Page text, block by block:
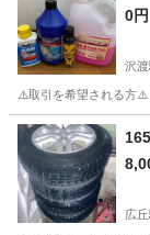
0円
沢渡
⚠️取引を希望される方⚠️
長野 伊那市
広